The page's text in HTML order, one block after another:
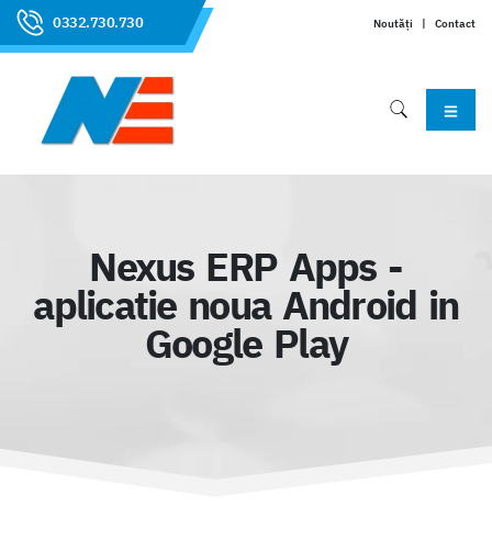
0332.730.730 Noutăți | Contact
Nexus ERP Apps -
aplicatie noua Android in
Google Play